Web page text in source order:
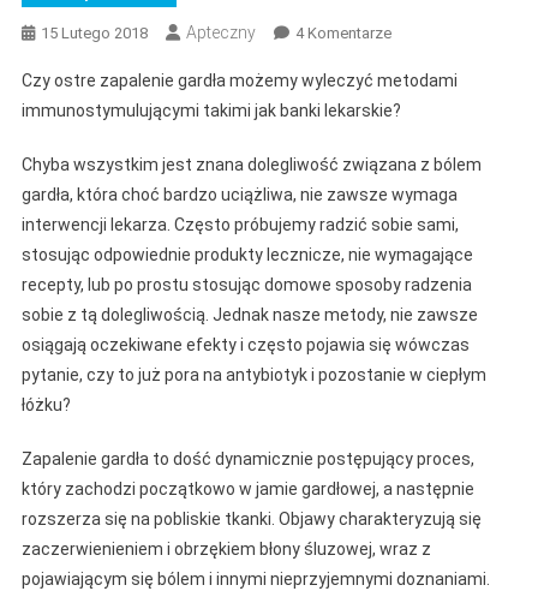
15 Lutego 2018 Apteczny 4 KomentarzeDo
Gardła
Czy ostre zapalenie gardła możemy wyleczyć metodami
immunostymulującymi takimi jak banki lekarskie?
Chyba wszystkim jest znana dolegliwość związana z bólem
gardła, która choć bardzo uciążliwa, nie zawsze wymaga
interwencji lekarza. Często próbujemy radzić sobie sami,
stosując odpowiednie produkty lecznicze, nie wymagające
recepty, lub po prostu stosując domowe sposoby radzenia
sobie z tą dolegliwością. Jednak nasze metody, nie zawsze
osiągają oczekiwane efekty i często pojawia się wówczas
pytanie, czy to już pora na antybiotyk i pozostanie w ciepłym
łóżku?
Zapalenie gardła to dość dynamicznie postępujący proces,
który zachodzi początkowo w jamie gardłowej, a następnie
rozszerza się na pobliskie tkanki. Objawy charakteryzują się
zaczerwienieniem i obrzękiem błony śluzowej, wraz z
pojawiającym się bólem i innymi nieprzyjemnymi doznaniami.